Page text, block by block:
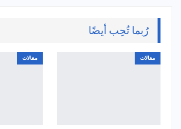
رُبما تُحِب أيضًا
مقالات مقالات